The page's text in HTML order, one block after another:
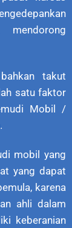
bahkan takut
satu faktor
Mobil /
mobil yang
yang dapat
karena
ahli dalam
keberanian